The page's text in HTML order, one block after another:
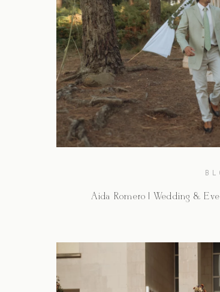
Aida Romero | Wedding &